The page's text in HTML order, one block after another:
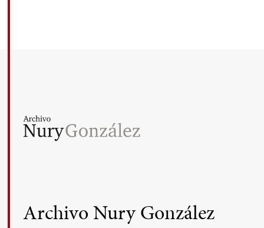
Archivo Nury González